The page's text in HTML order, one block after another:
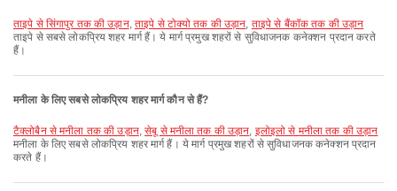
ताइपे से सिंगापुर तक की उड़ान, ताइपे से टोक्यो तक की उड़ान, ताइपे से बैंकॉक तक की उड़ान
ताइपे से सबसे लोकप्रिय शहर मार्ग हैं। ये मार्ग प्रमुख शहरों से सुविधाजनक कनेक्शन प्रदान करते
हैं।
मनीला के लिए सबसे लोकप्रिय शहर मार्ग कौन से हैं?
टैक्लोबैन से मनीला तक की उड़ान,सेबू से मनीला तक की उड़ान, इलोइलो से मनीला तक की उड़ान
मनीला के लिए सबसे लोकप्रिय शहर मार्ग हैं। ये मार्ग प्रमुख शहरों से सुविधाजनक कनेक्शन प्रदान
करते हैं।